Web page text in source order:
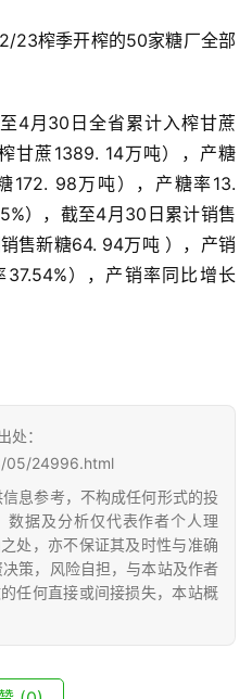
23榨季开榨的50家糖厂全部
4月30日全省累计入榨甘蔗
甘蔗1389. 14万吨），产糖
172. 98万吨），产糖率13.
），截至4月30日累计销售
售新糖64. 94万吨 ），产销
），产销率同比增长
处：
05/24996.html
息参考，不构成任何形式的投
数据及分析仅代表作者个人理
处，亦不保证其及时性与准确
策，风险自担，与本站及作者
任何直接或间接损失，本站概